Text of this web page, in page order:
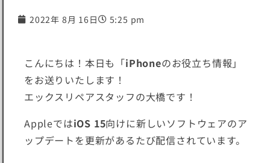
2022年 8月 16日 5:25 pm
こんにちは！本日も「iPhoneのお役立ち情報」
をお送りいたします！
エックスリペアスタッフの大橋です！
AppleではiOS 15向けに新しいソフトウェアのア
ップデートを更新があるたび配信されています。